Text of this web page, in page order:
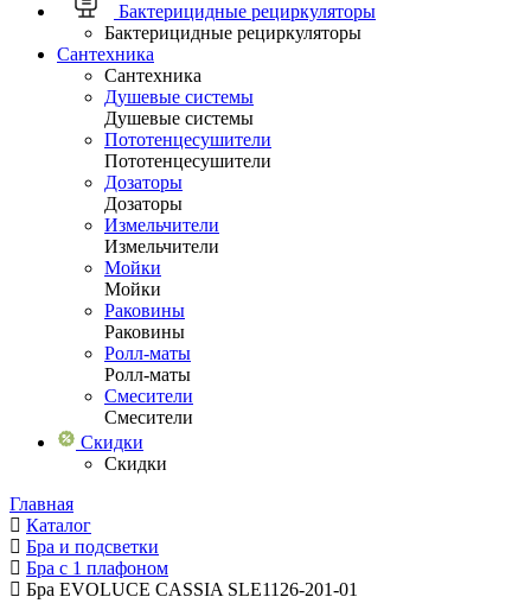
Бактерицидные рециркуляторы
Бактерицидные рециркуляторы
Сантехника
Сантехника
Душевые системы
Душевые системы
Пототенцесушители
Пототенцесушители
Дозаторы
Дозаторы
Измельчители
Измельчители
Мойки
Мойки
Раковины
Раковины
Ролл-маты
Ролл-маты
Смесители
Смесители
Скидки
Скидки
Главная
Каталог
Бра и подсветки
Бра с 1 плафоном
Бра EVOLUCE CASSIA SLE1126-201-01